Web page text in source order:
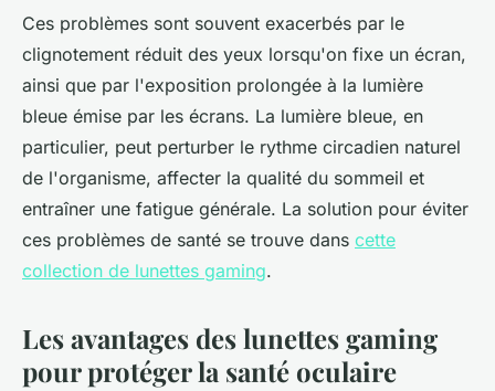
Ces problèmes sont souvent exacerbés par le
clignotement réduit des yeux lorsqu'on fixe un écran,
ainsi que par l'exposition prolongée à la lumière
bleue émise par les écrans. La lumière bleue, en
particulier, peut perturber le rythme circadien naturel
de l'organisme, affecter la qualité du sommeil et
entraîner une fatigue générale. La solution pour éviter
ces problèmes de santé se trouve dans cette
collection de lunettes gaming.
Les avantages des lunettes gaming
pour protéger la santé oculaire